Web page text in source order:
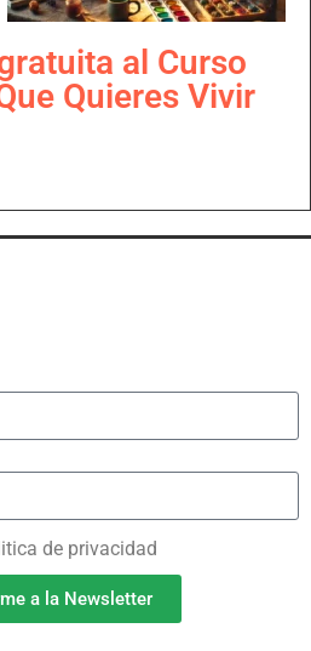
al Curso
Quieres Vivir
de privacidad
a la Newsletter